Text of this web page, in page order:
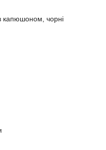
капюшоном, чорні